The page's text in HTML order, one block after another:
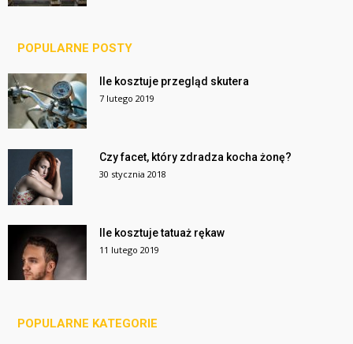
POPULARNE POSTY
Ile kosztuje przegląd skutera
7 lutego 2019
Czy facet, który zdradza kocha żonę?
30 stycznia 2018
Ile kosztuje tatuaż rękaw
11 lutego 2019
POPULARNE KATEGORIE